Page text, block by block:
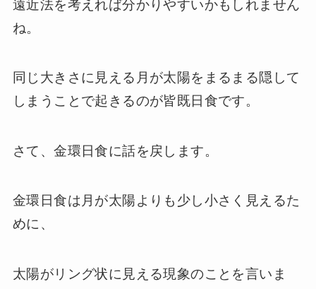
遠近法を考えれば分かりやすいかもしれません
ね。
同じ大きさに見える月が太陽をまるまる隠して
しまうことで起きるのが皆既日食です。
さて、金環日食に話を戻します。
金環日食は月が太陽よりも少し小さく見えるた
めに、
太陽がリング状に見える現象のことを言いま